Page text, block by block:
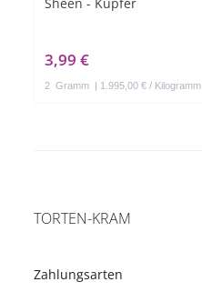
3,99 €
2 Gramm | 1.995,00 € / Kilogramm
TORTEN-KRAM
Zahlungsarten